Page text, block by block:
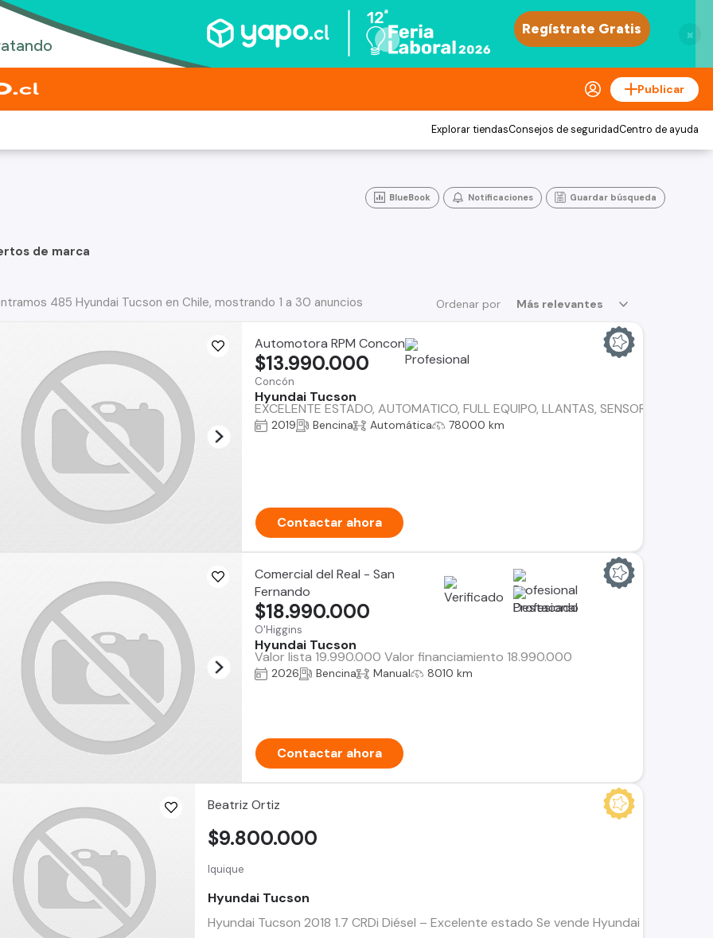
×
Publicar
Explorar tiendasConsejos de seguridadCentro de ayuda
BlueBook Notificaciones Guardar búsqueda
de marca
Ordenar por Más relevantes
485 Hyundai Tucson en Chile, mostrando 1 a 30 anuncios
Automotora RPM Concon
Concón
Hyundai Tucson
EXCELENTE ESTADO, AUTOMATICO, FULL EQUIPO, LLANTAS, SENSOR DE
$13.990.000
2019 Bencina Automática 78000 km
Contactar ahora
Comercial del Real - San
Fernando
O'Higgins
Hyundai Tucson
Valor lista 19.990.000 Valor financiamiento 18.990.000
$18.990.000
2026 Bencina Manual 8010 km
Contactar ahora
Beatriz Ortiz
Iquique
Hyundai Tucson
Hyundai Tucson 2018 1.7 CRDi Diésel – Excelente estado Se vende Hyundai Tucson
$9.800.000